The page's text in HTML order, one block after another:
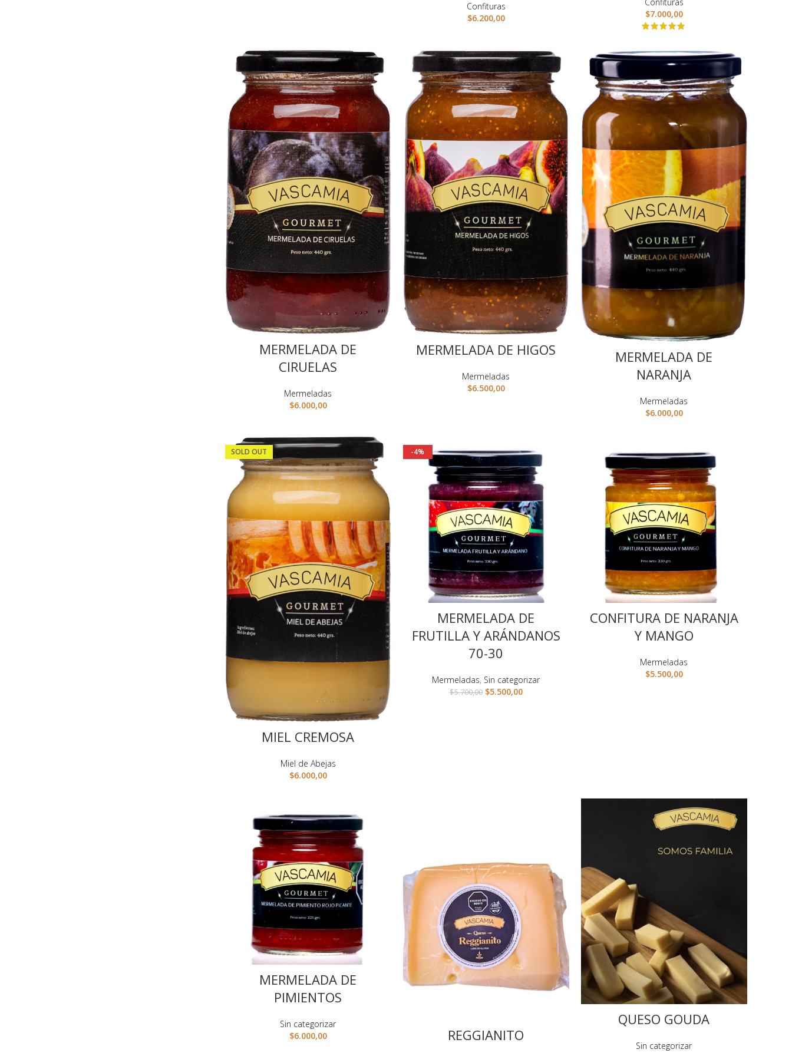
Confituras
$6.200,00
$7.000,00
MERMELADA DE
CIRUELAS
Mermeladas
$6.000,00
MERMELADA DE HIGOS
Mermeladas
$6.500,00
MERMELADA DE
NARANJA
Mermeladas
$6.000,00
SOLD OUT
MIEL CREMOSA
Miel de Abejas
$6.000,00
-4%
MERMELADA DE
FRUTILLA Y ARÁNDANOS
70-30
Mermeladas, Sin categorizar
$5.700,00 $5.500,00
CONFITURA DE NARANJA
Y MANGO
Mermeladas
$5.500,00
MERMELADA DE
PIMIENTOS
Sin categorizar
$6.000,00 REGGIANITO
QUESO GOUDA
Sin categorizar